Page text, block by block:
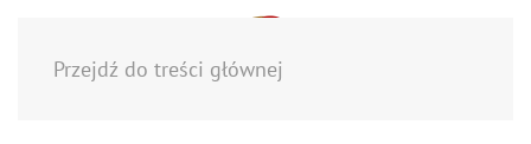
Przejdź do treści głównej